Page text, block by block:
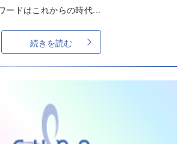
ードはこれからの時代...
続きを読む